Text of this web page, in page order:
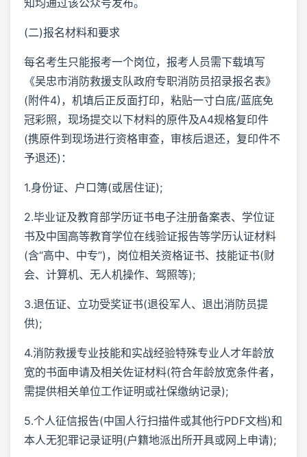
(二)报名材料和要求
每名考生只能报考一个岗位，报考人员需下载填写
《吴忠市消防救援支队政府专职消防员招录报名表》
(附件4)，机填后正反面打印，粘贴一寸白底/蓝底免
冠彩照，现场提交以下材料的原件及A4规格复印件
(携原件到现场进行资格审查，审核后退还，复印件不
予退还)：
1.身份证、户口簿(或居住证);
2.毕业证及教育部学历证书电子注册备案表、学位证
书及中国高等教育学位在线验证报告等学历认证材料
(含“高中、中专”)，岗位相关资格证书、技能证书(财
会、计算机、无人机操作、驾照等);
3.退伍证、立功受奖证书(退役军人、退出消防员提
供);
4.消防救援专业技能和实战经验特殊专业人才年龄放
宽的书面申请及相关佐证材料(符合年龄放宽条件者，
需提供相关单位工作证明或社保缴纳记录);
5.个人征信报告(中国人行扫描件或其他行PDF文档)和
本人无犯罪记录证明(户籍地派出所开具或网上申请);